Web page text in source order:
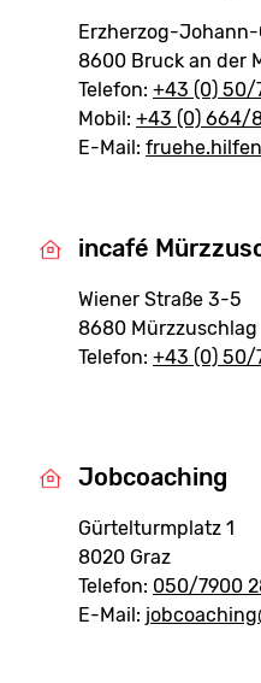
Erzherzog-Johann-
8600 Bruck an der
Telefon: +43 (0) 50/
Mobil: +43 (0) 664/
E-Mail:
incafé
Wiener Straße 3-5
8680 Mürzzuschlag
Telefon: +43 (0) 50/
Jobcoaching
Gürtelturmplatz 1
8020 Graz
Telefon: 050/7900
E-Mail: